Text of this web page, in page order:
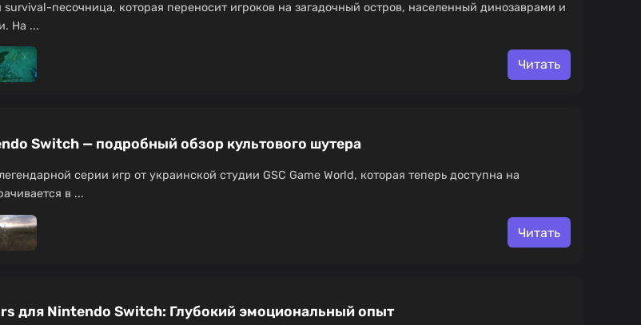
песочница, которая переносит игроков на загадочный остров, населенный динозаврами и
На ...
Читать
Switch — подробный обзор культового шутера
серии игр от украинской студии GSC Game World, которая теперь доступна на
в ...
Читать
для Nintendo Switch: Глубокий эмоциональный опыт